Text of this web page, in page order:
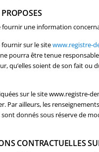
fournir une information
fournir sur le sitewww.registre-
pourra être tenue
qu’elles soient de son fait
sur le site www.registre-
Par ailleurs, les
donnés sous réserve de
CONTRACTUELLES